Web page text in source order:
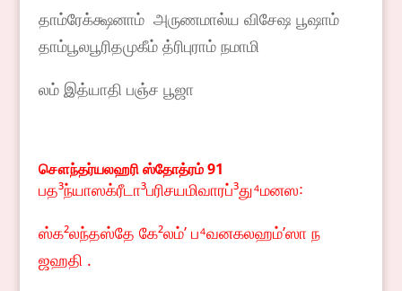
தாம்ரேக்க்ஷனாம் அருணமால்ய விசேஷ பூஷாம்
தாம்பூலபூரிதமுகீம் த்ரிபுராம் நமாமி
லம் இத்யாதி பஞ்ச பூஜா
சௌந்தர்யலஹரி ஸ்தோத்ரம் 91
பத³ந்யாஸக்ரீடா³பரிசயமிவாரப்³து⁴மனஸ꞉
ஸ்க²லந்தஸ்தே கே²லம்ʼ ப⁴வனகலஹம்ʼஸா ந
ஜஹதி .